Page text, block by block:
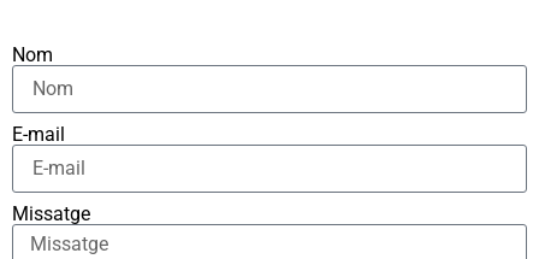
Nom
E-mail
Missatge